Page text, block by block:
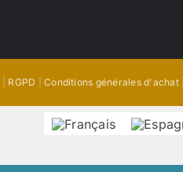
RGPD |Conditions générales d'achat|